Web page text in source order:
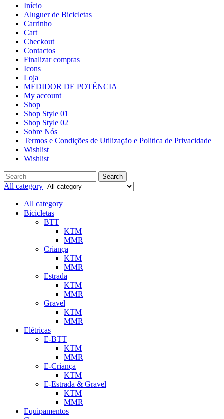
Início
Aluguer de Bicicletas
Carrinho
Cart
Checkout
Contactos
Finalizar compras
Icons
Loja
MEDIDOR DE POTÊNCIA
My account
Shop
Shop Style 01
Shop Style 02
Sobre Nós
Termos e Condições de Utilização e Politica de Privacidade
Wishlist
Wishlist
Search
All category
All category
Bicicletas
BTT
KTM
MMR
Criança
KTM
MMR
Estrada
KTM
MMR
Gravel
KTM
MMR
Elétricas
E-BTT
KTM
MMR
E-Criança
KTM
E-Estrada & Gravel
KTM
MMR
Equipamentos